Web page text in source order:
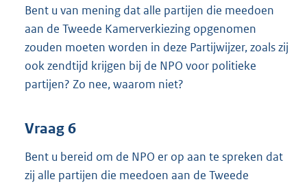
Bent u van mening dat alle partijen die meedoen
aan de Tweede Kamerverkiezing opgenomen
zouden moeten worden in deze Partijwijzer, zoals zij
ook zendtijd krijgen bij de NPO voor politieke
partijen? Zo nee, waarom niet?
Vraag 6
Bent u bereid om de NPO er op aan te spreken dat
zij alle partijen die meedoen aan de Tweede